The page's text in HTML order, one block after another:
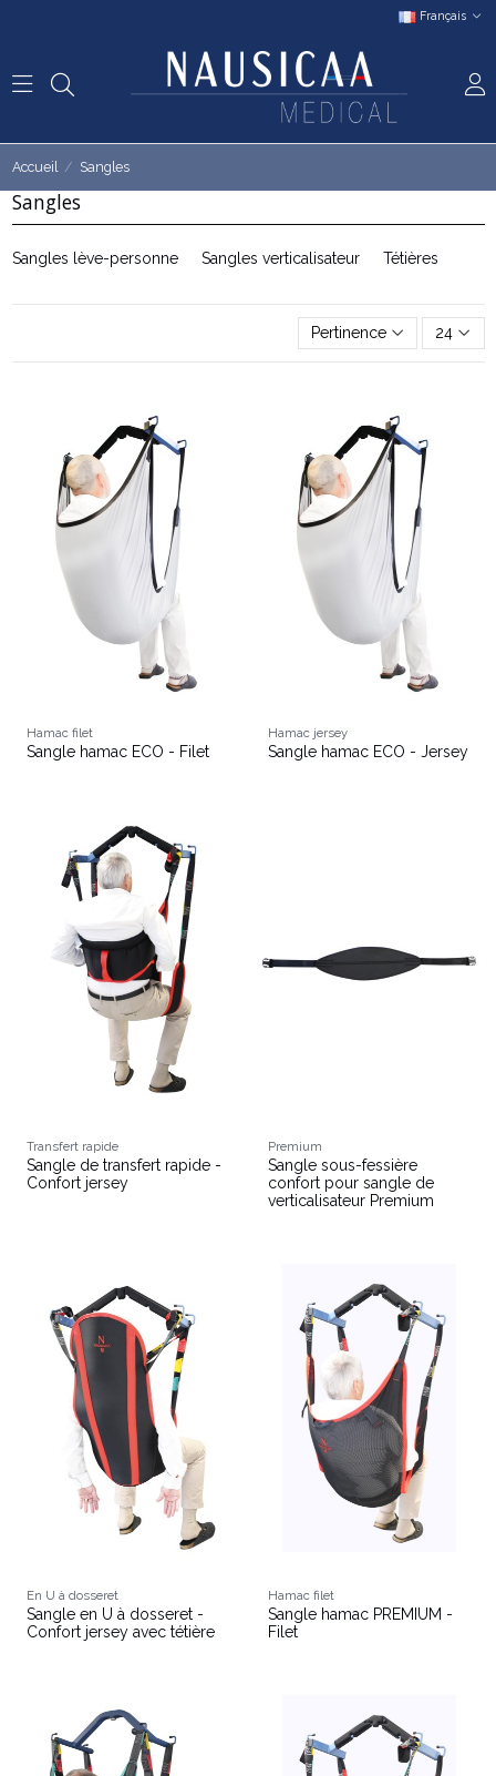
Français
Accueil Sangles
Sangles
Sangles lève-personne Sangles verticalisateur Tétières
Pertinence 24
Hamac filet
Sangle hamac ECO - Filet
Hamac jersey
Sangle hamac ECO - Jersey
Transfert rapide
Sangle de transfert rapide -
Confort jersey
Premium
Sangle sous-fessière
confort pour sangle de
verticalisateur Premium
En U à dosseret
Sangle en U à dosseret -
Confort jersey avec tétière
Hamac filet
Sangle hamac PREMIUM -
Filet